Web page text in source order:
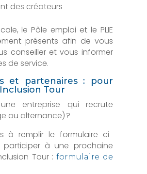
des créateurs
le Pôle emploi et le PLIE
présents afin de vous
conseiller et vous informer
de service.
et partenaires : pour
Tour
entreprise qui recrute
ou alternance) ?
à remplir le formulaire ci-
à une prochaine
Tour : formulaire de